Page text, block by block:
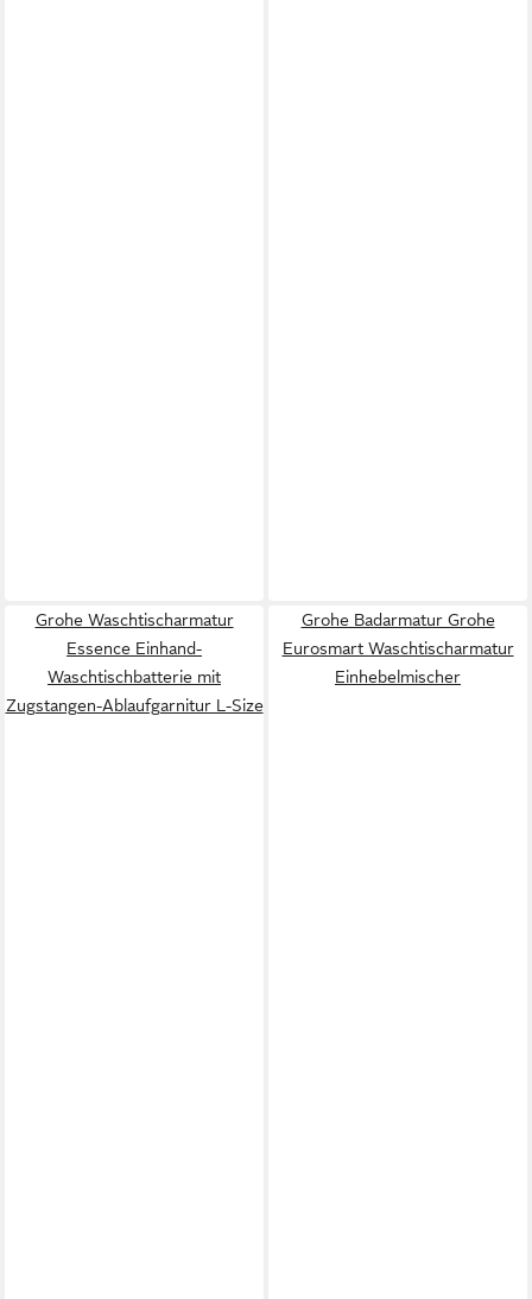
Grohe Waschtischarmatur
Essence Einhand-
Waschtischbatterie mit
Zugstangen-Ablaufgarnitur L-Size
Grohe Badarmatur Grohe
Eurosmart Waschtischarmatur
Einhebelmischer